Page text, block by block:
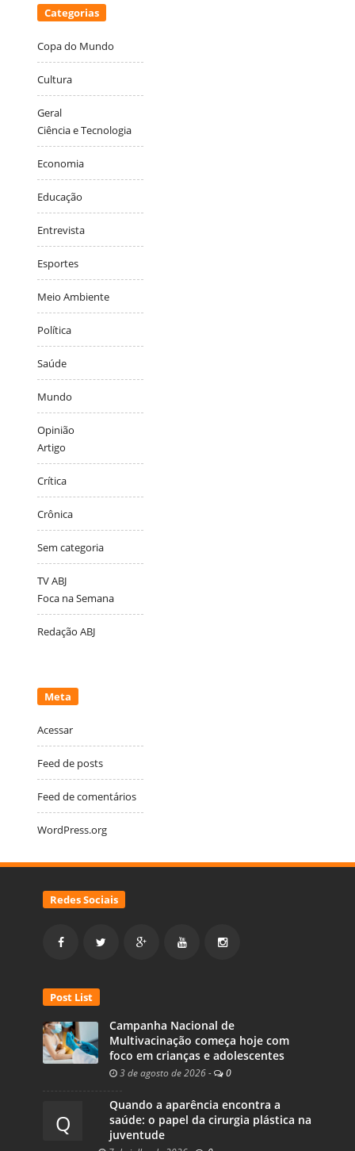
Categorias
Copa do Mundo
Cultura
Geral
Ciência e Tecnologia
Economia
Educação
Entrevista
Esportes
Meio Ambiente
Política
Saúde
Mundo
Opinião
Artigo
Crítica
Crônica
Sem categoria
TV ABJ
Foca na Semana
Redação ABJ
Meta
Acessar
Feed de posts
Feed de comentários
WordPress.org
Redes Sociais
Post List
Campanha Nacional de
Multivacinação começa hoje com
foco em crianças e adolescentes
3 de agosto de 2026 - 0
Q
Quando a aparência encontra a
saúde: o papel da cirurgia plástica na
juventude